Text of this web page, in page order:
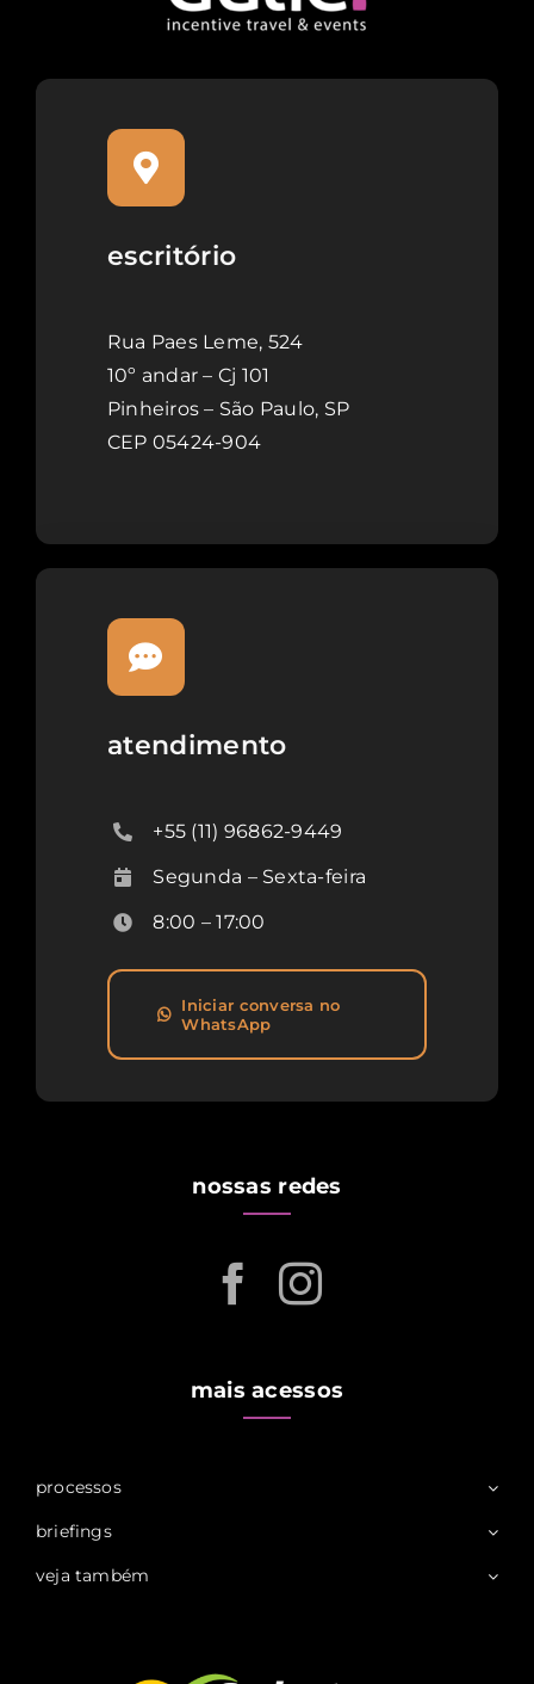
escritório
Rua Paes Leme, 524
10º andar – Cj 101
Pinheiros – São Paulo, SP
CEP 05424-904
atendimento
+55 (11) 96862-9449
Segunda – Sexta-feira
8:00 – 17:00
Iniciar conversa no
WhatsApp
nossas redes
mais acessos
processos
briefings
veja também